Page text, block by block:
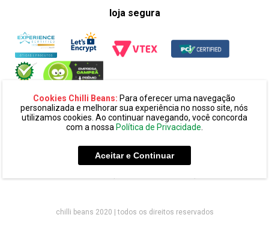
Cookies Chilli Beans: Para oferecer uma navegação
personalizada e melhorar sua experiência no nosso site, nós
utilizamos cookies. Ao continuar navegando, você concorda
com a nossa Política de Privacidade.
Aceitar e Continuar
loja segura
ltda. cnpj: 14.439.371/0002-60
alameda amazonas, 594, terreo mezanino, alphaville
chilli beans 2020 | todos os direitos reservados